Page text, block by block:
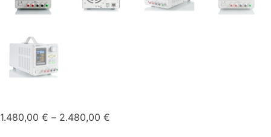
1.480,00 € – 2.480,00 €